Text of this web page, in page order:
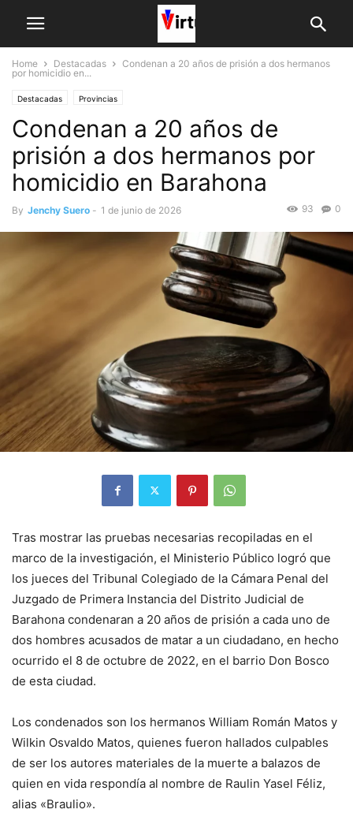
Home Destacadas
Condenan a 20 años de prisión a dos hermanos
por homicidio en...
Destacadas Provincias
Condenan a 20 años de
prisión a dos hermanos por
homicidio en Barahona
By Jenchy Suero - 1 de junio de 2026 0
93
Tras mostrar las pruebas necesarias recopiladas en el
marco de la investigación, el Ministerio Público logró que
los jueces del Tribunal Colegiado de la Cámara Penal del
Juzgado de Primera Instancia del Distrito Judicial de
Barahona condenaran a 20 años de prisión a cada uno de
dos hombres acusados de matar a un ciudadano, en hecho
ocurrido el 8 de octubre de 2022, en el barrio Don Bosco
de esta ciudad.
Los condenados son los hermanos William Román Matos y
Wilkin Osvaldo Matos, quienes fueron hallados culpables
de ser los autores materiales de la muerte a balazos de
quien en vida respondía al nombre de Raulin Yasel Féliz,
alias «Braulio».